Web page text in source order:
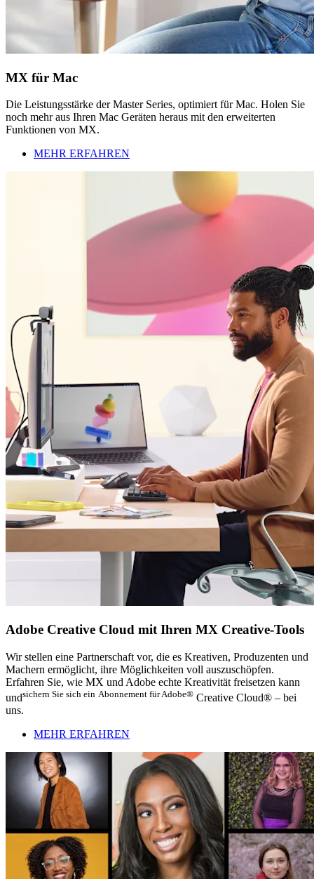
MX für Mac
Die Leistungsstärke der Master Series, optimiert für Mac. Holen Sie
noch mehr aus Ihren Mac Geräten heraus mit den erweiterten
Funktionen von MX.
MEHR ERFAHREN
Adobe Creative Cloud mit Ihren MX Creative-Tools
Wir stellen eine Partnerschaft vor, die es Kreativen, Produzenten und
Machern ermöglicht, ihre Möglichkeiten voll auszuschöpfen.
Erfahren Sie, wie MX und Adobe echte Kreativität freisetzen kann
undsichern Sie sich ein Abonnement für Adobe® Creative Cloud® – bei
uns.
MEHR ERFAHREN